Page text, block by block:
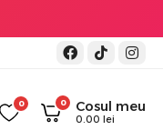
0 0 Cosul meu
0.00 lei